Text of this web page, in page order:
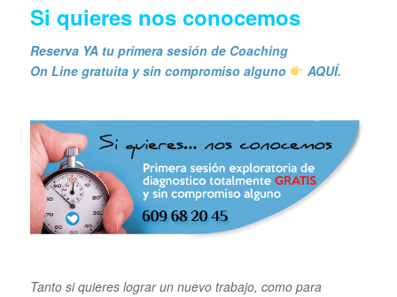
Si quieres nos conocemos
Reserva YA tu primera sesión de Coaching
On Line gratuita y sin compromiso alguno
AQUÍ.
Tanto si quieres lograr un nuevo trabajo, como para